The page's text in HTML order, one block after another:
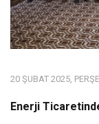
20 ŞUBAT 2025,
Enerji